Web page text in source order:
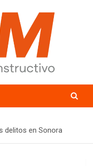
delitos en Sonora